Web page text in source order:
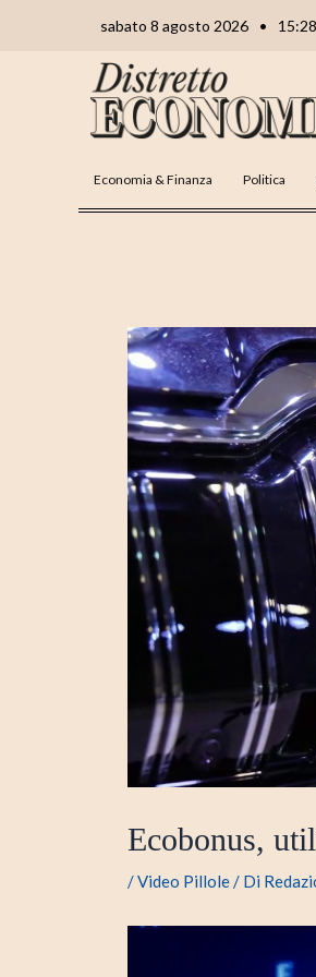
sabato 8 agosto 2026 •
Economia & Finanza Politica
Ecobonus,
/Video Pillole/ Di